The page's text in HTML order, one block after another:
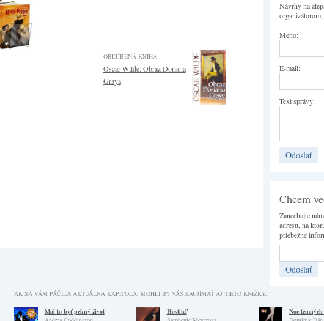
OBĽÚBENÁ KNIHA
Oscar Wilde: Obraz Doriana
Graya
Návrhy na
Meno:
E-mail:
Text správy:
Chcem
Zanechajte
adresu, na
priebežné
AK SA VÁM PÁČILA AKTUÁLNA KAPITOLA, MOHLI BY VÁS ZAUJÍMAŤ AJ TIETO KNIŽKY:
Mal to byť pekný život
Hostiteľ
Noc